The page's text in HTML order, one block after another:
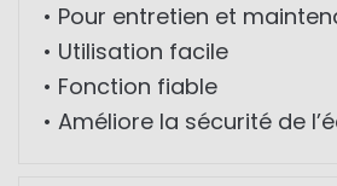
• Pour entretien et
• Utilisation facile
• Fonction fiable
• Améliore la sécurité de